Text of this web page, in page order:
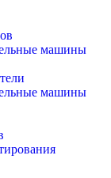
машины
машины